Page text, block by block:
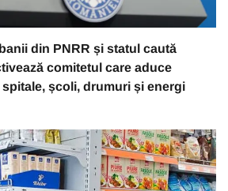
din PNRR și statul caută
comitetul care aduce
școli, drumuri și energi